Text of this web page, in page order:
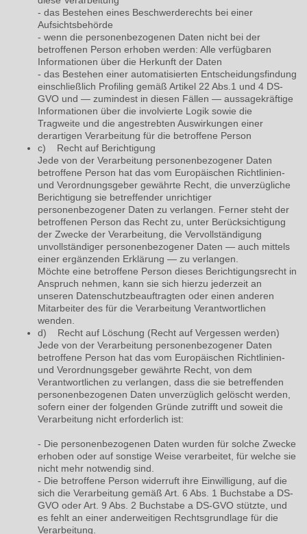
- das Bestehen eines Beschwerderechts bei einer
Aufsichtsbehörde
- wenn die personenbezogenen Daten nicht bei der
betroffenen Person erhoben werden: Alle verfügbaren
Informationen über die Herkunft der Daten
- das Bestehen einer automatisierten Entscheidungsfindung
einschließlich Profiling gemäß Artikel 22 Abs.1 und 4 DS-
GVO und — zumindest in diesen Fällen — aussagekräftige
Informationen über die involvierte Logik sowie die
Tragweite und die angestrebten Auswirkungen einer
derartigen Verarbeitung für die betroffene Person
c) Recht auf Berichtigung
Jede von der Verarbeitung personenbezogener Daten
betroffene Person hat das vom Europäischen Richtlinien-
und Verordnungsgeber gewährte Recht, die unverzügliche
Berichtigung sie betreffender unrichtiger
personenbezogener Daten zu verlangen. Ferner steht der
betroffenen Person das Recht zu, unter Berücksichtigung
der Zwecke der Verarbeitung, die Vervollständigung
unvollständiger personenbezogener Daten — auch mittels
einer ergänzenden Erklärung — zu verlangen.
Möchte eine betroffene Person dieses Berichtigungsrecht in
Anspruch nehmen, kann sie sich hierzu jederzeit an
unseren Datenschutzbeauftragten oder einen anderen
Mitarbeiter des für die Verarbeitung Verantwortlichen
wenden.
d) Recht auf Löschung (Recht auf Vergessen werden)
Jede von der Verarbeitung personenbezogener Daten
betroffene Person hat das vom Europäischen Richtlinien-
und Verordnungsgeber gewährte Recht, von dem
Verantwortlichen zu verlangen, dass die sie betreffenden
personenbezogenen Daten unverzüglich gelöscht werden,
sofern einer der folgenden Gründe zutrifft und soweit die
Verarbeitung nicht erforderlich ist:
- Die personenbezogenen Daten wurden für solche Zwecke
erhoben oder auf sonstige Weise verarbeitet, für welche sie
nicht mehr notwendig sind.
- Die betroffene Person widerruft ihre Einwilligung, auf die
sich die Verarbeitung gemäß Art. 6 Abs. 1 Buchstabe a DS-
GVO oder Art. 9 Abs. 2 Buchstabe a DS-GVO stützte, und
es fehlt an einer anderweitigen Rechtsgrundlage für die
Verarbeitung.